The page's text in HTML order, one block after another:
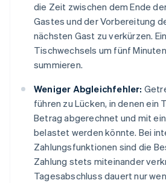
die Zeit zwischen dem Ende
Gastes und der Vorbereitung
nächsten Gast zu verkürzen.
Tischwechsels um fünf
summieren.
Weniger Abgleichfehler:
führen zu Lücken, in denen ein
Betrag abgerechnet und mit
belastet werden könnte. Bei
Zahlungsfunktionen sind die
Zahlung stets miteinander
Tagesabschluss dauert nur